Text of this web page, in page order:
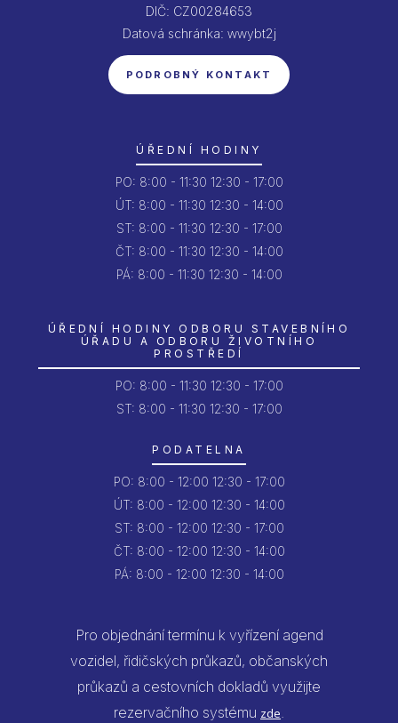
DIČ: CZ00284653
Datová schránka: wwybt2j
PODROBNÝ KONTAKT
ÚŘEDNÍ HODINY
PO: 8:00 - 11:30 12:30 - 17:00
ÚT: 8:00 - 11:30 12:30 - 14:00
ST: 8:00 - 11:30 12:30 - 17:00
ČT: 8:00 - 11:30 12:30 - 14:00
PÁ: 8:00 - 11:30 12:30 - 14:00
ÚŘEDNÍ HODINY ODBORU STAVEBNÍHO
ÚŘADU A ODBORU ŽIVOTNÍHO
PROSTŘEDÍ
PO: 8:00 - 11:30 12:30 - 17:00
ST: 8:00 - 11:30 12:30 - 17:00
PODATELNA
PO: 8:00 - 12:00 12:30 - 17:00
ÚT: 8:00 - 12:00 12:30 - 14:00
ST: 8:00 - 12:00 12:30 - 17:00
ČT: 8:00 - 12:00 12:30 - 14:00
PÁ: 8:00 - 12:00 12:30 - 14:00
Pro objednání termínu k vyřízení agend
vozidel, řidičských průkazů, občanských
průkazů a cestovních dokladů využijte
rezervačního systému zde.